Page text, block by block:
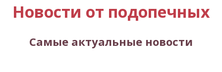
Новости от подопечных
Самые актуальные новости